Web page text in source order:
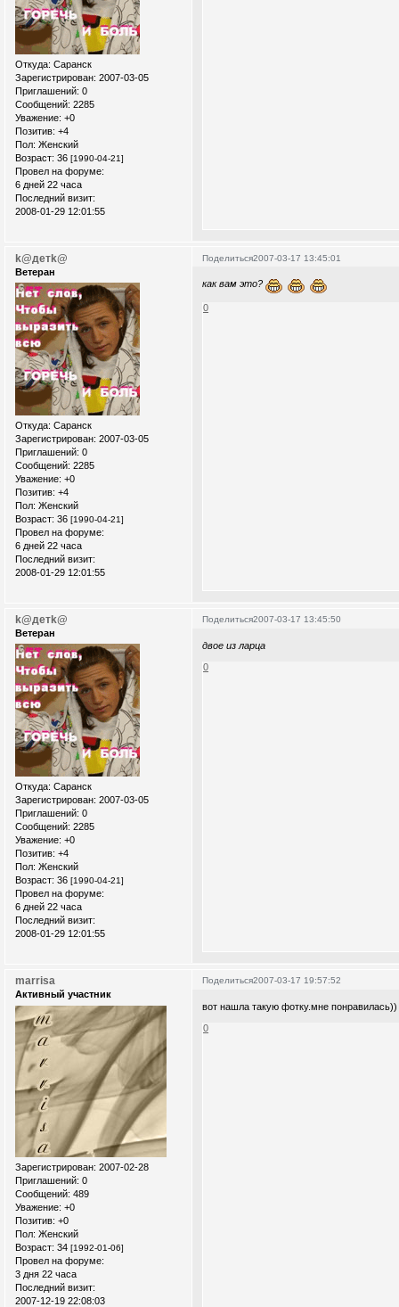
Откуда: Саранск
Зарегистрирован: 2007-03-05
Приглашений: 0
Сообщений: 2285
Уважение: +0
Позитив: +4
Пол: Женский
Возраст: 36 [1990-04-21]
Провел на форуме:
6 дней 22 часа
Последний визит:
2008-01-29 12:01:55
Поделиться2007-03-17 13:45:01
k@детk@
Ветеран
Откуда: Саранск
Зарегистрирован: 2007-03-05
Приглашений: 0
Сообщений: 2285
Уважение: +0
Позитив: +4
Пол: Женский
Возраст: 36 [1990-04-21]
Провел на форуме:
6 дней 22 часа
Последний визит:
2008-01-29 12:01:55
как вам это?
0
Поделиться2007-03-17 13:45:50
k@детk@
Ветеран
Откуда: Саранск
Зарегистрирован: 2007-03-05
Приглашений: 0
Сообщений: 2285
Уважение: +0
Позитив: +4
Пол: Женский
Возраст: 36 [1990-04-21]
Провел на форуме:
6 дней 22 часа
Последний визит:
2008-01-29 12:01:55
двое из ларца
0
Поделиться2007-03-17 19:57:52
marrisa
Активный участник
Зарегистрирован: 2007-02-28
Приглашений: 0
Сообщений: 489
Уважение: +0
Позитив: +0
Пол: Женский
Возраст: 34 [1992-01-06]
Провел на форуме:
3 дня 22 часа
Последний визит:
2007-12-19 22:08:03
вот нашла такую фотку.мне понравилась))
0